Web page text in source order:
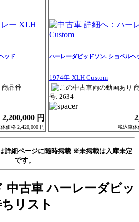
ッド
商品番
2,200,000 円
価格 2,420,000 円
ハーレーダビッドソン. ショベルヘ
1974年 XLH Custom
号: 2634
税込車体
詳細ページに随時掲載 ※未掲載は入庫未定
です。
中古車 ハーレーダビッ
リスト